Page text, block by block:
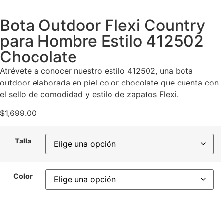
Bota Outdoor Flexi Country
para Hombre Estilo 412502
Chocolate
Atrévete a conocer nuestro estilo 412502, una bota
outdoor elaborada en piel color chocolate que cuenta con
el sello de comodidad y estilo de zapatos Flexi.
$1,699.00
Talla
Color